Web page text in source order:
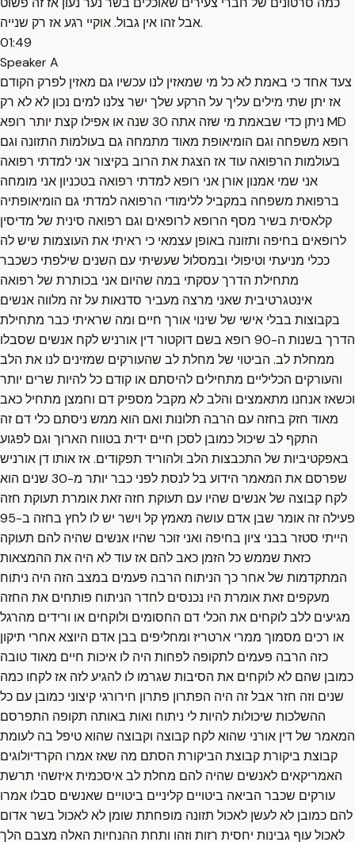
אבל זהו אין גבול. אוקיי רגע אז רק שנייה.
01:49
Speaker A
צעד אחד כי באמת לא כל מי שמאזין לנו עכשיו גם מאזין לפרק הקודם
אז יתן שתי מילים עליך על הרקע שלך ישר צלנו למים נכון לא לא רק
ניתן כדי שבאמת מי שזה אתה 30 שנה או אפילו קצת יותר רופא MD
רופא משפחה וגם הומיאופת מאוד מתמחה גם בעולמות התזונה וגם
בעולמות הרפואה עוד אז הצגת את הרוב בקיצור אני למדתי רפואה
אני שמי אמנון אורן אני רופא למדתי רפואה בטכניון אני מומחה
ברפואת משפחה במקביל ללימודי הרפואה למדתי גם הומיאופתיה
קלאסית בשיר מסף הרופא לרופאים וגם רפואה סינית של מדיסין
לרופאים בחיפה ותזונה באופן עצמאי כי ראיתי את העוצמות שיש לה
ככלי מניעתי וטיפולי ובמסלול שעשיתי עם השנים שילפתי כשכבר
מתחילת הדרך עסקתי במה שהיום אני בכותרת של רפואה
אינטגרטיבית שאני מרצה מעביר סדנאות על זה מלווה אנשים
בקבוצות בבלי אישי של שינוי אורך חיים ומה שראיתי כבר מתחילת
הדרך בשנות ה-90 רופא בשם דוקטור דין אורניש לקח אנשים שסבלו
ממחלת לב. הביטוי של מחלת לב שהעורקים שמזינים לנו את הלב
והעורקים הכליליים מתחילים להיסתם או קודם כל להיות שרים יותר
וכשאז אנחנו מתאמצים והלב לא מקבל מספיק דם וחמצן מתחיל כאב
מאוד חזק בחזה עם הרבה תלונות ואם הוא ממש ניסתם כלי דם זה
התקף לב שיכול כמובן לסכן חיים ידית בטווח הארוך וגם לפגוע
באפקטיביות של התכבצות הלב ולהוריד תפקודים. אז אותו דן אורניש
שפרסם את המאמר הידוע בל לנסת לפני כבר יותר מ-30 שנים הוא
לקח קבוצה של אנשים שהיו עם תעוקת חזה זאת אומרת תעוקת חזה
פעילה זה אומר שבן אדם עושה מאמץ קל וישר יש לו לחץ בחזה ב-95
הייתי סטזר בבני ציון בחיפה ואני זוכר שהיו אנשים שהיה להם תעוקה
כזאת שממש כל הזמן כאב להם אז עוד לא היה את ההמצאות
המתקדמות של אחר כך הניתוח הרבה פעמים במצב הזה היה ניתוח
מעקפים זאת אומרת היו נכנסים לחדר הניתוח פותחים את החזה
מגיעים ללב לוקחים את הכלי דם החסומים ולוקחים או ורידים מהרגל
או רכים מסמוך ממרי ארטריז ומחליפים בבן אדם היוצא אחרי תיקון
כזה הרבה פעמים לתקופה לפחות היה לו איכות חיים מאוד טובה
כמובן שהם לא לוקחים את הסיבות שגרמו לו להגיע לזה אז לקחו כמה
שנים וזה חזר אבל זה היה הפתרון פתרון חירורגי קיצוני כמובן עם כל
ההשלכות שיכולות להיות לי ניתוח ואות באותה תקופה התפרסם
המאמר של דין אורני שהוא לקח קבוצה וקבוצה שהוא טיפל בה לעומת
קבוצת ביקורת קבוצת הביקורת הסתם מה שאז אמרו הקרדיולוגים
האמריקאים לאנשים שהיה להם מחלת לב איסכמית איזשהי תרשת
עורקים שכבר הביאה ביטויים קליניים ביטויים שאנשים סבלו אמרו
להם כמובן לא לעשן לאכול תזונה מופחתת שומן לא לאכול בשר אדום
לאכול עוף גבינות יחסית רזות וזהו ותחת ההנחיות האלה מצבם הלך